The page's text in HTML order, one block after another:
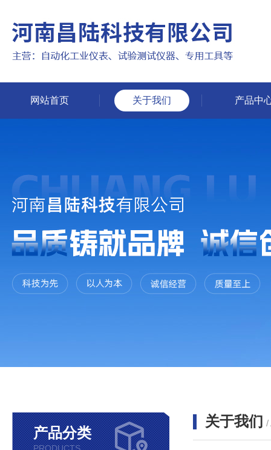
网站首页 关于我们 产品中
产品分类
关于我们 /